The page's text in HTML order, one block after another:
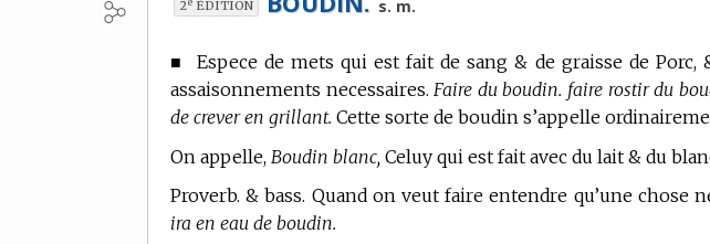
2 ÉDITION s. m.
■Espece de mets qui est fait de sang & de graisse de Porc,
assaisonnements necessaires. Faire du boudin. faire rostir du
de crever en grillant. Cette sorte de boudin s’appelle
On appelle, Boudin blanc, Celuy qui est fait avec du lait & du
Proverb. & bass. Quand on veut faire entendre qu’une chose
ira en eau de boudin.